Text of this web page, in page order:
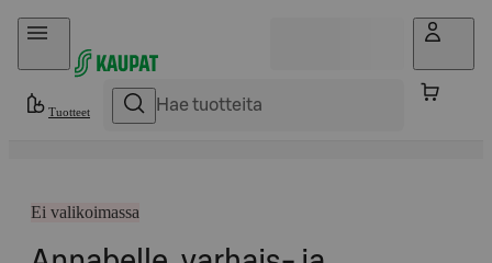
Hyppää sisältöön
Tuotteet
Ei valikoimassa